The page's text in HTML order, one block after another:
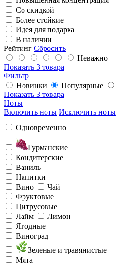
Со скидкой
Более стойкие
Идея для подарка
В наличии
Рейтинг Сбросить
Неважно
Показать 3 товара
Фильтр
Новинки
Популярные
Показать 3 товара
Ноты
Включить ноты Исключить ноты
Одновременно
Гурманские
Кондитерские
Ваниль
Напитки
Вино
Чай
Фруктовые
Цитрусовые
Лайм
Лимон
Ягодные
Виноград
Зеленые и травянистые
Мята